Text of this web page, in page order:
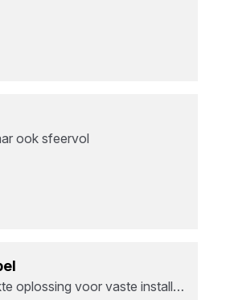
ook sfeervol
oplossing voor vaste install…